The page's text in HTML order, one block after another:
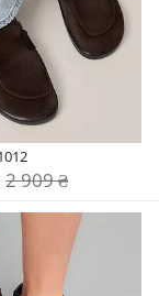
2 909 ₴